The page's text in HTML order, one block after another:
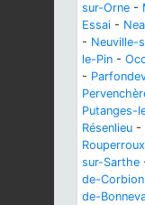
sur-Orne -
Essai -
- Neuville-
le-Pin -
-
Putanges-
Résenlieu -
Rouperroux
sur-Sarthe
de-Corbion
de-